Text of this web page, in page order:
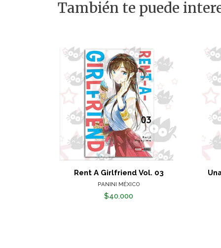
También te puede
Rent A Girlfriend Vol. 03
PANINI MÉXICO
$40.000